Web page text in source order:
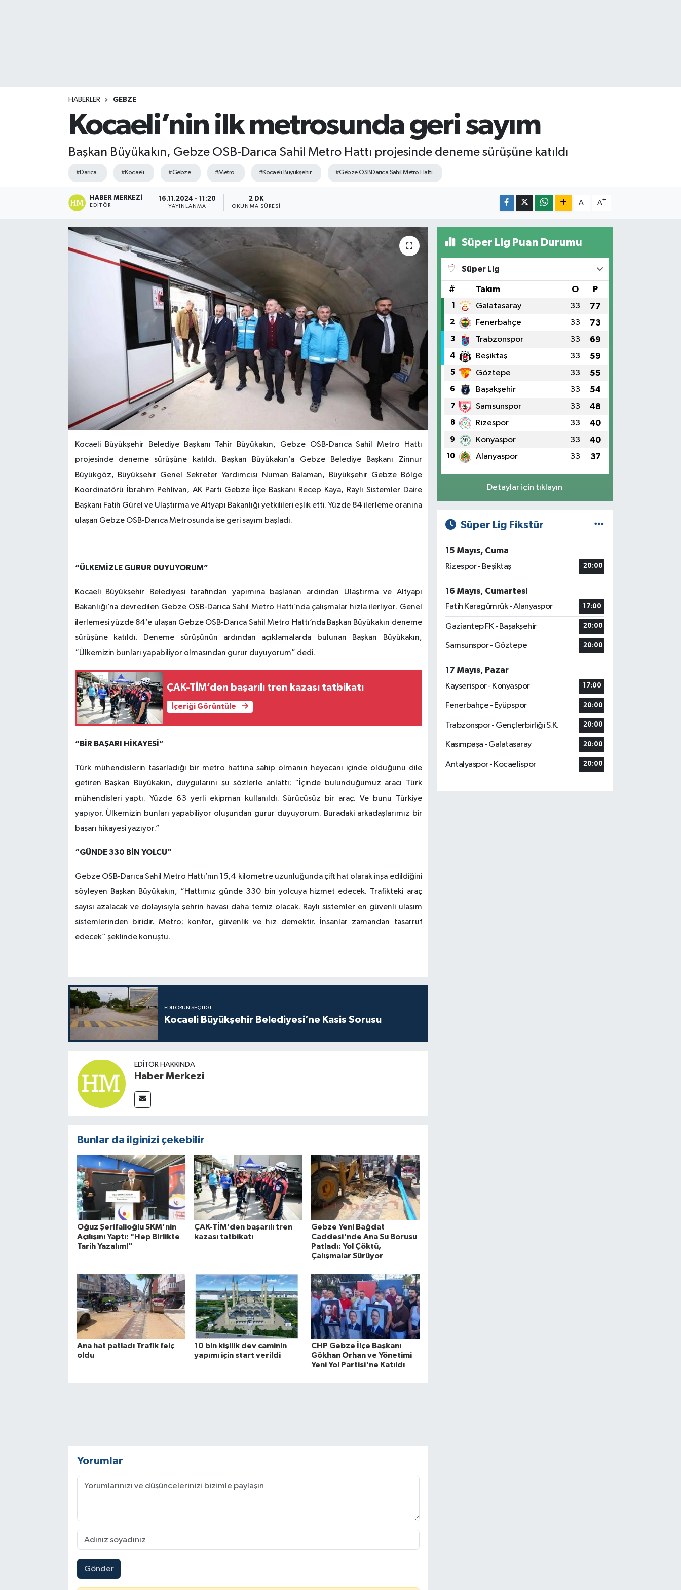
HABERLER GEBZE
Kocaeli’nin ilk metrosunda geri sayım
Başkan Büyükakın, Gebze OSB-Darıca Sahil Metro Hattı projesinde deneme sürüşüne katıldı
#Darıca #Kocaeli #Gebze #Metro #Kocaeli Büyükşehir #Gebze OSBDarıca Sahil Metro Hattı
HABER MERKEZI
EDITÖR
16.11.2024 - 11:20
YAYINLANMA
2 DK
OKUNMA SÜRESI
A- A+
Kocaeli Büyükşehir Belediye Başkanı Tahir Büyükakın, Gebze OSB-Darıca Sahil Metro Hattı
projesinde deneme sürüşüne katıldı. Başkan Büyükakın’a Gebze Belediye Başkanı Zinnur
Büyükgöz, Büyükşehir Genel Sekreter Yardımcısı Numan Balaman, Büyükşehir Gebze Bölge
Koordinatörü İbrahim Pehlivan, AK Parti Gebze İlçe Başkanı Recep Kaya, Raylı Sistemler Daire
Başkanı Fatih Gürel ve Ulaştırma ve Altyapı Bakanlığı yetkilileri eşlik etti. Yüzde 84 ilerleme oranına
ulaşan Gebze OSB-Darıca Metrosunda ise geri sayım başladı.
“ÜLKEMİZLE GURUR DUYUYORUM”
Kocaeli Büyükşehir Belediyesi tarafından yapımına başlanan ardından Ulaştırma ve Altyapı
Bakanlığı’na devredilen Gebze OSB-Darıca Sahil Metro Hattı’nda çalışmalar hızla ilerliyor. Genel
ilerlemesi yüzde 84’e ulaşan Gebze OSB-Darıca Sahil Metro Hattı’nda Başkan Büyükakın deneme
sürüşüne katıldı. Deneme sürüşünün ardından açıklamalarda bulunan Başkan Büyükakın,
“Ülkemizin bunları yapabiliyor olmasından gurur duyuyorum” dedi.
ÇAK-TİM’den başarılı tren kazası tatbikatı
İçeriği Görüntüle
“BİR BAŞARI HİKAYESİ”
Türk mühendislerin tasarladığı bir metro hattına sahip olmanın heyecanı içinde olduğunu dile
getiren Başkan Büyükakın, duygularını şu sözlerle anlattı; “İçinde bulunduğumuz aracı Türk
mühendisleri yaptı. Yüzde 63 yerli ekipman kullanıldı. Sürücüsüz bir araç. Ve bunu Türkiye
yapıyor. Ülkemizin bunları yapabiliyor oluşundan gurur duyuyorum. Buradaki arkadaşlarımız bir
başarı hikayesi yazıyor.”
“GÜNDE 330 BİN YOLCU”
Gebze OSB-Darıca Sahil Metro Hattı’nın 15,4 kilometre uzunluğunda çift hat olarak inşa edildiğini
söyleyen Başkan Büyükakın, “Hattımız günde 330 bin yolcuya hizmet edecek. Trafikteki araç
sayısı azalacak ve dolayısıyla şehrin havası daha temiz olacak. Raylı sistemler en güvenli ulaşım
sistemlerinden biridir. Metro; konfor, güvenlik ve hız demektir. İnsanlar zamandan tasarruf
edecek” şeklinde konuştu.
EDITÖRÜN SEÇTIĞI
Kocaeli Büyükşehir Belediyesi’ne Kasis Sorusu
EDITÖR HAKKINDA
Haber Merkezi
Bunlar da ilginizi çekebilir
Oğuz Şerifalioğlu SKM'nin
Açılışını Yaptı: "Hep Birlikte
Tarih Yazalım!"
ÇAK-TİM’den başarılı tren
kazası tatbikatı
Gebze Yeni Bağdat
Caddesi'nde Ana Su Borusu
Patladı: Yol Çöktü,
Çalışmalar Sürüyor
Ana hat patladı Trafik felç
oldu
10 bin kişilik dev caminin
yapımı için start verildi
CHP Gebze İlçe Başkanı
Gökhan Orhan ve Yönetimi
Yeni Yol Partisi'ne Katıldı
Yorumlar
Gönder
Süper Lig Puan Durumu
Süper Lig
# Takım O P
1 Galatasaray 33 77
2 Fenerbahçe 33 73
3 Trabzonspor 33 69
4 Beşiktaş 33 59
5 Göztepe 33 55
6 Başakşehir 33 54
7 Samsunspor 33 48
8 Rizespor 33 40
9 Konyaspor 33 40
10 Alanyaspor 33 37
Detaylar için tıklayın
Süper Lig Fikstür
15 Mayıs, Cuma
Rizespor - Beşiktaş
20:00
16 Mayıs, Cumartesi
Fatih Karagümrük - Alanyaspor
17:00
Gaziantep FK - Başakşehir 20:00
Samsunspor - Göztepe 20:00
17 Mayıs, Pazar
Kayserispor - Konyaspor
17:00
Fenerbahçe - Eyüpspor 20:00
Trabzonspor - Gençlerbirliği S.K. 20:00
Kasımpaşa - Galatasaray 20:00
Antalyaspor - Kocaelispor 20:00